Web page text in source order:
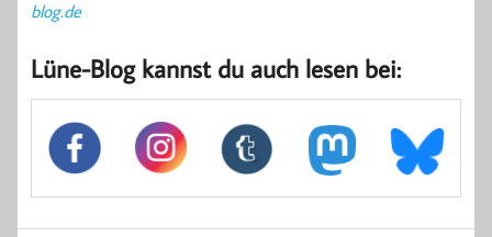
blog.de
Lüne-Blog kannst du auch lesen bei: